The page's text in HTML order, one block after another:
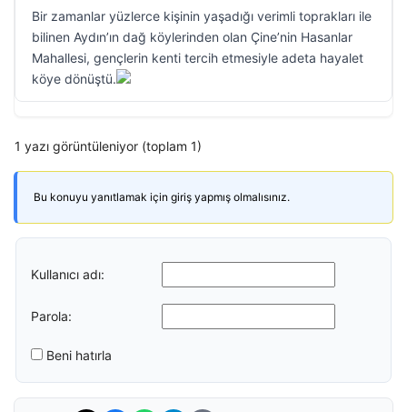
Bir zamanlar yüzlerce kişinin yaşadığı verimli toprakları ile
bilinen Aydın’ın dağ köylerinden olan Çine’nin Hasanlar
Mahallesi, gençlerin kenti tercih etmesiyle adeta hayalet
köye dönüştü.
1 yazı görüntüleniyor (toplam 1)
Bu konuyu yanıtlamak için giriş yapmış olmalısınız.
Kullanıcı adı:
Parola:
Beni hatırla